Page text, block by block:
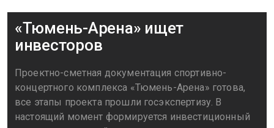
«Тюмень-Арена» ищет
инвесторов
Проектно-сметная документация спортивно-
концертного комплекса «Тюмень-Арена» готова,
все этапы проекта прошли госэкспертизу. В
настоящий момент формируется инвестиционный